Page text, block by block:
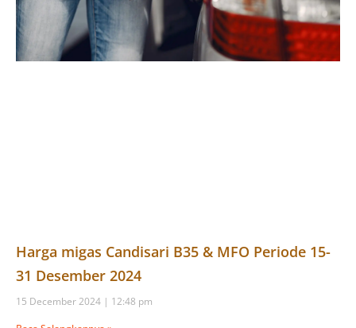
Harga migas Candisari B35 & MFO Periode 15-
31 Desember 2024
15 December 2024
12:48 pm